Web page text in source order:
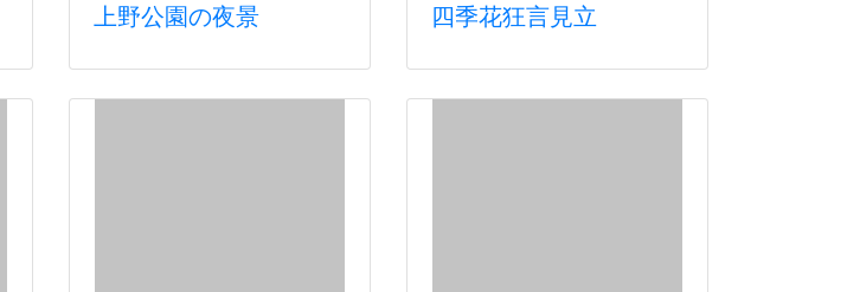
上野公園の夜景 四季花狂言見立